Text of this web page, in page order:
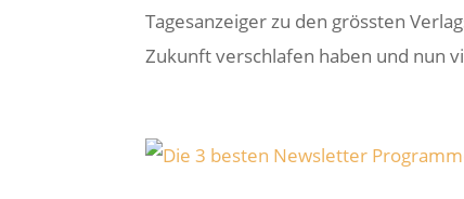
Tagesanzeiger zu den grössten
Zukunft verschlafen haben und nun